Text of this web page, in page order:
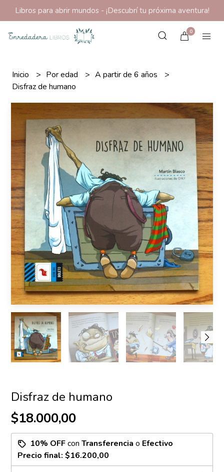
Libros para abrir mundos - ¡Descubrí tu próxima aventura!
0
Inicio Por edad
A partir de 6 años
Disfraz de humano
Disfraz de humano
$18.000,00
10% OFFconTransferencia o Efectivo
Precio final:$16.200,00